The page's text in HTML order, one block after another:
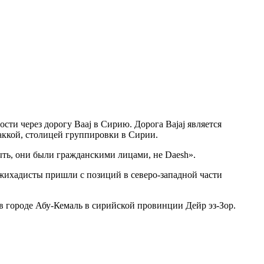
через дорогу Baaj в Сирию. Дорога Bajaj является
столицей группировки в Сирии.
они были гражданскими лицами, не Daesh».
пришли с позиций в северо-западной части
Абу-Кемаль в сирийской провинции Дейр эз-Зор.